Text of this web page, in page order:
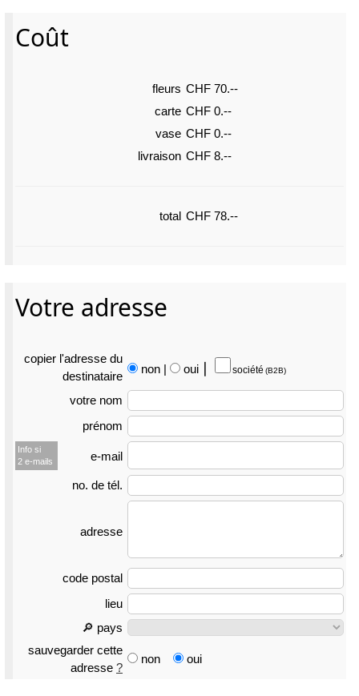
Coût
fleurs CHF 70.--
carte CHF 0.--
vase CHF 0.--
livraison CHF 8.--
total CHF 78.--
Votre adresse
copier l'adresse du
destina­taire
non | oui société (B2B)
votre nom
prénom
Info si
2 e-mails
e-mail
no. de tél.
adresse
code postal
lieu
🔎 pays
sauvegarder cette
adresse ?
non oui